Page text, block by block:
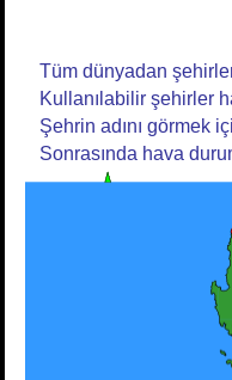
Tüm dünyadan
Kullanılabilir şehirler
Şehrin adını görmek
Sonrasında hava